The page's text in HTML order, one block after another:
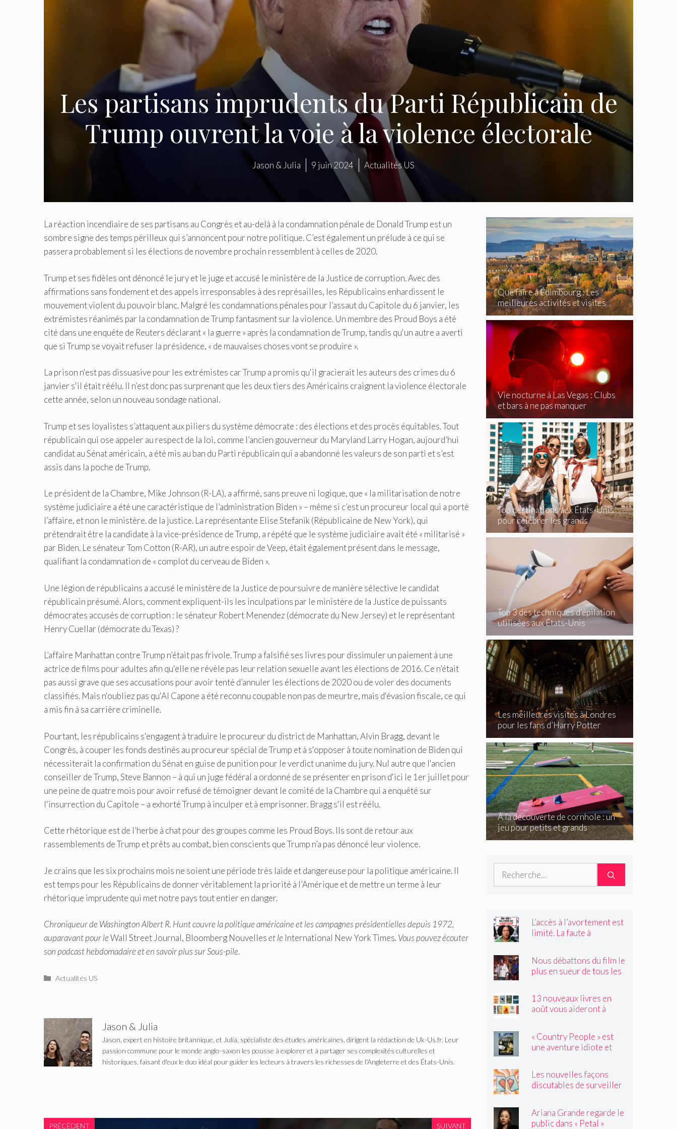
Les partisans imprudents du Parti Républicain de
Trump ouvrent la voie à la violence électorale
Jason & Julia 9 juin 2024 Actualités US
La réaction incendiaire de ses partisans au Congrès et au-delà à la condamnation pénale de Donald Trump est un
sombre signe des temps périlleux qui s’annoncent pour notre politique. C’est également un prélude à ce qui se
passera probablement si les élections de novembre prochain ressemblent à celles de 2020.
Trump et ses fidèles ont dénoncé le jury et le juge et accusé le ministère de la Justice de corruption. Avec des
affirmations sans fondement et des appels irresponsables à des représailles, les Républicains enhardissent le
mouvement violent du pouvoir blanc. Malgré les condamnations pénales pour l’assaut du Capitole du 6 janvier, les
extrémistes réanimés par la condamnation de Trump fantasment sur la violence. Un membre des Proud Boys a été
cité dans une enquête de Reuters déclarant « la guerre » après la condamnation de Trump, tandis qu'un autre a averti
que si Trump se voyait refuser la présidence, « de mauvaises choses vont se produire ».
La prison n'est pas dissuasive pour les extrémistes car Trump a promis qu'il gracierait les auteurs des crimes du 6
janvier s'il était réélu. Il n’est donc pas surprenant que les deux tiers des Américains craignent la violence électorale
cette année, selon un nouveau sondage national.
Trump et ses loyalistes s’attaquent aux piliers du système démocrate : des élections et des procès équitables. Tout
républicain qui ose appeler au respect de la loi, comme l’ancien gouverneur du Maryland Larry Hogan, aujourd’hui
candidat au Sénat américain, a été mis au ban du Parti républicain qui a abandonné les valeurs de son parti et s’est
assis dans la poche de Trump.
Le président de la Chambre, Mike Johnson (R-LA), a affirmé, sans preuve ni logique, que « la militarisation de notre
système judiciaire a été une caractéristique de l’administration Biden » – même si c’est un procureur local qui a porté
l’affaire, et non le ministère. de la justice. La représentante Elise Stefanik (Républicaine de New York), qui
prétendrait être la candidate à la vice-présidence de Trump, a répété que le système judiciaire avait été « militarisé »
par Biden. Le sénateur Tom Cotton (R-AR), un autre espoir de Veep, était également présent dans le message,
qualifiant la condamnation de « complot du cerveau de Biden ».
Une légion de républicains a accusé le ministère de la Justice de poursuivre de manière sélective le candidat
républicain présumé. Alors, comment expliquent-ils les inculpations par le ministère de la Justice de puissants
démocrates accusés de corruption : le sénateur Robert Menendez (démocrate du New Jersey) et le représentant
Henry Cuellar (démocrate du Texas) ?
L’affaire Manhattan contre Trump n’était pas frivole. Trump a falsifié ses livres pour dissimuler un paiement à une
actrice de films pour adultes afin qu'elle ne révèle pas leur relation sexuelle avant les élections de 2016. Ce n’était
pas aussi grave que ses accusations pour avoir tenté d’annuler les élections de 2020 ou de voler des documents
classifiés. Mais n'oubliez pas qu'Al Capone a été reconnu coupable non pas de meurtre, mais d'évasion fiscale, ce qui
a mis fin à sa carrière criminelle.
Pourtant, les républicains s'engagent à traduire le procureur du district de Manhattan, Alvin Bragg, devant le
Congrès, à couper les fonds destinés au procureur spécial de Trump et à s'opposer à toute nomination de Biden qui
nécessiterait la confirmation du Sénat en guise de punition pour le verdict unanime du jury. Nul autre que l'ancien
conseiller de Trump, Steve Bannon – à qui un juge fédéral a ordonné de se présenter en prison d'ici le 1er juillet pour
une peine de quatre mois pour avoir refusé de témoigner devant le comité de la Chambre qui a enquêté sur
l'insurrection du Capitole – a exhorté Trump à inculper et à emprisonner. Bragg s'il est réélu.
Cette rhétorique est de l’herbe à chat pour des groupes comme les Proud Boys. Ils sont de retour aux
rassemblements de Trump et prêts au combat, bien conscients que Trump n’a pas dénoncé leur violence.
Je crains que les six prochains mois ne soient une période très laide et dangereuse pour la politique américaine. Il
est temps pour les Républicains de donner véritablement la priorité à l’Amérique et de mettre un terme à leur
rhétorique imprudente qui met notre pays tout entier en danger.
Chroniqueur de WashingtonAlbert R. Huntcouvre la politique américaine et les campagnes présidentielles depuis 1972,
auparavant pour leWall Street Journal, Bloomberg Nouvelleset le International New York Times. Vous pouvez écouter
son podcast hebdomadaire et en savoir plus surSous-pile.
Catégories
Actualités US
Jason & Julia
Jason, expert en histoire britannique, et Julia, spécialiste des études américaines, dirigent la rédaction de Uk-Us.fr. Leur
passion commune pour le monde anglo-saxon les pousse à explorer et à partager ses complexités culturelles et
historiques, faisant d'eux le duo idéal pour guider les lecteurs à travers les richesses de l'Angleterre et des États-Unis.
PRÉCÉDENT SUIVANT
Que faire à Édimbourg : Les
meilleures activités et visites
incontournables
Vie nocturne à Las Vegas : Clubs
et bars à ne pas manquer
Top destinations aux États-Unis
pour célébrer les grands
événements
Top 3 des techniques d’épilation
utilisées aux États-Unis
Les meilleures visites à Londres
pour les fans d’Harry Potter
À la découverte de cornhole : un
jeu pour petits et grands
Rechercher :
L’accès à l’avortement est
limité. La faute à
Nous débattons du film le
plus en sueur de tous les
13 nouveaux livres en
août vous aideront à
« Country People » est
une aventure idiote et
Les nouvelles façons
discutables de surveiller
Ariana Grande regarde le
public dans « Petal »